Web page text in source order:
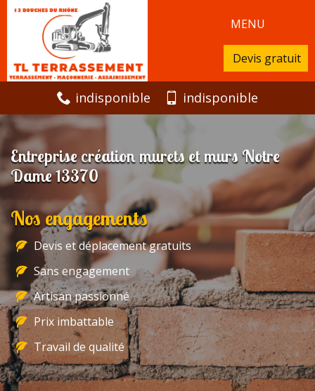
MENU
Devis gratuit
indisponible indisponible
Entreprise création murets et murs Notre
Dame 13370
Nos engagements
Devis et déplacement gratuits
Sans engagement
Artisan passionné
Prix imbattable
Travail de qualité